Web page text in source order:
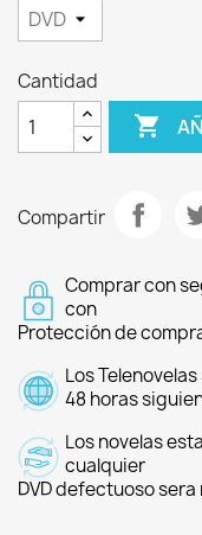
Cantidad

Compartir
Comprar con
con
Protección de
Los
48 horas
Los novelas
cualquier
DVD defectuoso